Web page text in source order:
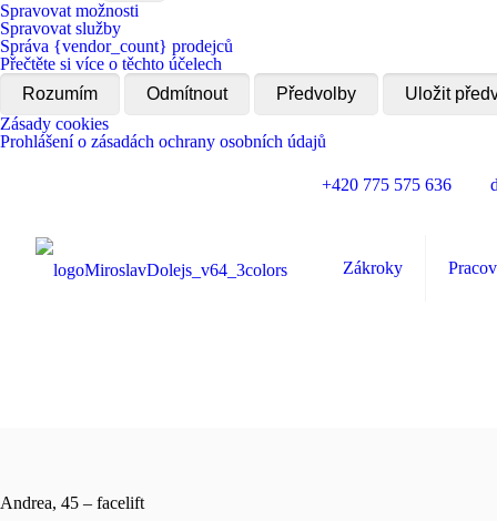
Spravovat možnosti
Spravovat služby
Správa {vendor_count} prodejců
Přečtěte si více o těchto účelech
Rozumím
Odmítnout Předvolby
Uložit
Zásady cookies
Prohlášení o zásadách ochrany osobních údajů
+420 775 575 636
Zákroky
Andrea, 45 – facelift